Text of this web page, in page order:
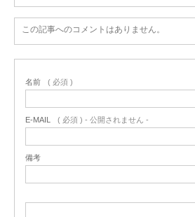
この記事へのコメントはありません。
名前 ( 必須 )
E-MAIL ( 必須 ) - 公開されません -
備考